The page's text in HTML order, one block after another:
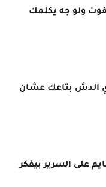
ولو جه يكلمك
الدش بتاعك عشان
على السرير بيفكر